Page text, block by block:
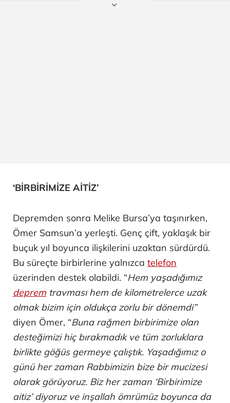
‘BİRBİRİMİZE AİTİZ’
Depremden sonra Melike Bursa’ya taşınırken,
Ömer Samsun’a yerleşti. Genç çift, yaklaşık bir
buçuk yıl boyunca ilişkilerini uzaktan sürdürdü.
Bu süreçte birbirlerine yalnızca telefon
üzerinden destek olabildi. “Hem yaşadığımız
deprem travması hem de kilometrelerce uzak
olmak bizim için oldukça zorlu bir dönemdi”
diyen Ömer, “Buna rağmen birbirimize olan
desteğimizi hiç bırakmadık ve tüm zorluklara
birlikte göğüs germeye çalıştık. Yaşadığımız o
günü her zaman Rabbimizin bize bir mucizesi
olarak görüyoruz. Biz her zaman ‘Birbirimize
aitiz’ diyoruz ve inşallah ömrümüz boyunca da